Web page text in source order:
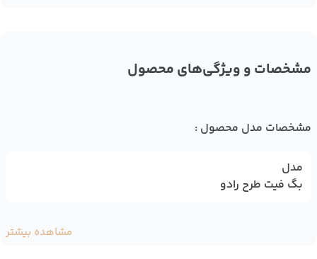
مشخصات و ویژگی‌های محصول
مشخصات مدل محصول :
مدل
بگ فیت طرح رادو
مشاهده بیشتر